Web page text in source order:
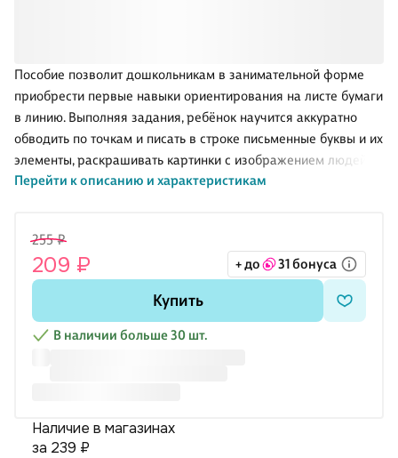
Пособие позволит дошкольникам в занимательной форме
приобрести первые навыки ориентирования на листе бумаги
в линию. Выполняя задания, ребёнок научится аккуратно
обводить по точкам и писать в строке письменные буквы и их
элементы, раскрашивать картинки с изображением людей
разных профессий. Прописи помогут сформировать у детей
Издание предназначено для занятий с детьми 5-7 лет.
Перейти к описанию и характеристикам
255 ₽
209 ₽ + до 31 бонуса
Купить
В наличии больше 30 шт.
Наличие в магазинах
за 239 ₽